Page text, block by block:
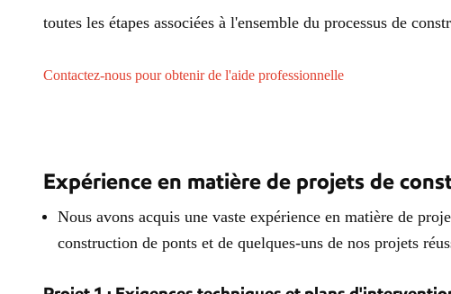
toutes les étapes associées à l'ensemble du processus de
Contactez-nous pour obtenir de l'aide professionnelle
Expérience en matière de projets de
Nous avons acquis une vaste expérience en matière de
construction de ponts et de quelques-uns de nos projets